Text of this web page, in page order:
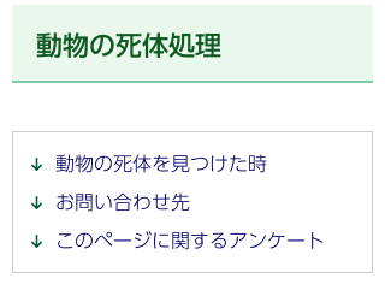
動物の死体処理
動物の死体を見つけた時
お問い合わせ先
このページに関するアンケート